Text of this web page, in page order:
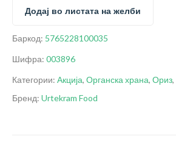
Додај во листата на желби
Баркод: 5765228100035
Шифра: 003896
Категории: Акција, Органска храна, Ориз,
Бренд: Urtekram Food